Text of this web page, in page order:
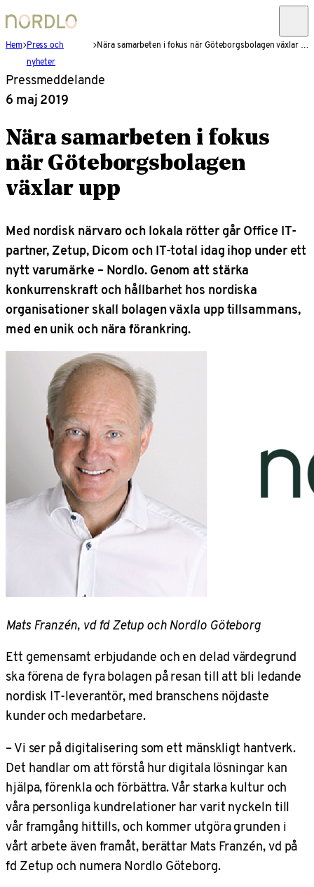
Hem Press och
nyheter
Nära samarbeten i fokus när Göteborgsbolagen växlar upp
Pressmeddelande
6 maj 2019
Nära samarbeten i fokus
när Göteborgsbolagen
växlar upp
Med nordisk närvaro och lokala rötter går Office IT-
partner, Zetup, Dicom och IT-total idag ihop under ett
nytt varumärke – Nordlo. Genom att stärka
konkurrenskraft och hållbarhet hos nordiska
organisationer skall bolagen växla upp tillsammans,
med en unik och nära förankring.
Mats Franzén, vd fd Zetup och Nordlo Göteborg
Ett gemensamt erbjudande och en delad värdegrund
ska förena de fyra bolagen på resan till att bli ledande
nordisk IT-leverantör, med branschens nöjdaste
kunder och medarbetare.
– Vi ser på digitalisering som ett mänskligt hantverk.
Det handlar om att förstå hur digitala lösningar kan
hjälpa, förenkla och förbättra. Vår starka kultur och
våra personliga kundrelationer har varit nyckeln till
vår framgång hittills, och kommer utgöra grunden i
vårt arbete även framåt, berättar Mats Franzén, vd på
fd Zetup och numera Nordlo Göteborg.